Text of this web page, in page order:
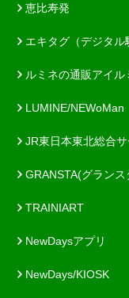
恵比寿発
エキタグ（デジタル
ルミネの通販アイル
LUMINE/NEWoMan
JR東日本東北総合
GRANSTA(グランス
TRAINIART
NewDaysアプリ
NewDays/KIOSK